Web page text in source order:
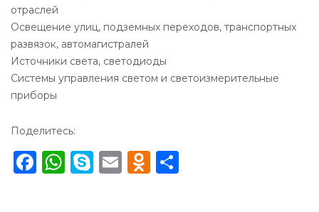
отраслей
Освещение улиц, подземных переходов, транспортных
развязок, автомагистралей
Источники света, светодиоды
Системы управления светом и светоизмерительные
приборы
Поделитесь:
Facebook
WhatsApp
Skype
EmailOdnoklassniki